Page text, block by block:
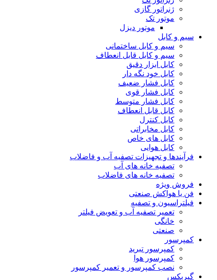
ژنراتور گازی
موتور تک
موتور دیزل
سیم و کابل
سیم و کابل ساختمانی
سیم و کابل قابل انعطاف
کابل ابزار دقیق
کابل خود نگه دار
کابل فشار ضعیف
کابل فشار قوی
کابل فشار متوسط
کابل قابل انعطاف
کابل کنترل
کابل مخابراتی
کابل های خاص
کابل هوایی
فرآیندها و تجهیزات تصفیه آب و فاضلاب
تصفیه خانه های آب
تصفیه خانه های فاضلاب
فروش ویژه
فن یا هواکش صنعتی
فیلتراسیون و تصفیه
تعمیر تصفیه آب و تعویض فیلتر
خانگی
صنعتی
کمپرسور
کمپرسور تبرید
کمپرسور هوا
نصب کمپرسور و تعمیر کمپرسور
گیربکس